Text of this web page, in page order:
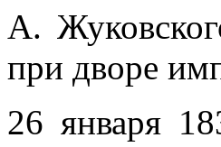
А.
при дворе
26 января